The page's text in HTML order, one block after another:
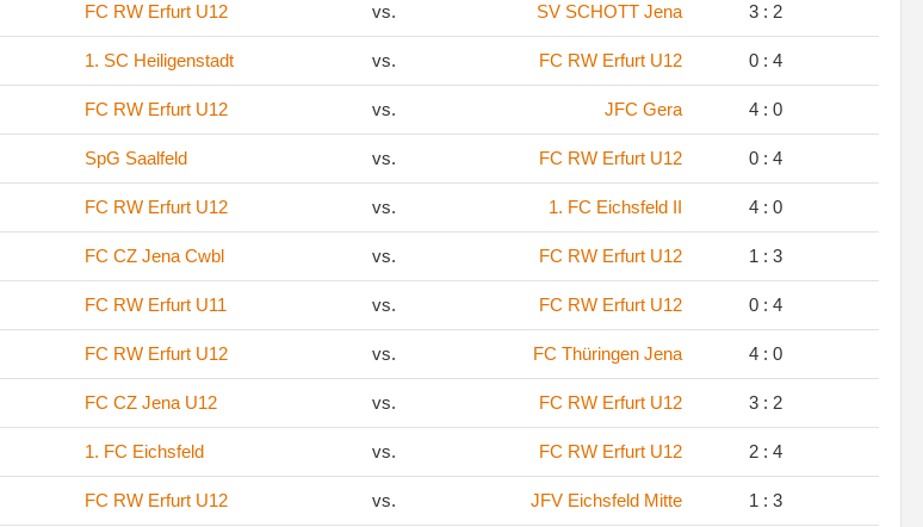
FC RW Erfurt U12 vs. SV SCHOTT Jena 3 : 2
1. SC Heiligenstadt vs. FC RW Erfurt U12 0 : 4
FC RW Erfurt U12 vs. JFC Gera 4 : 0
SpG Saalfeld vs. FC RW Erfurt U12 0 : 4
FC RW Erfurt U12 vs. 1. FC Eichsfeld II 4 : 0
FC CZ Jena Cwbl vs. FC RW Erfurt U12 1 : 3
FC RW Erfurt U11 vs. FC RW Erfurt U12 0 : 4
FC RW Erfurt U12 vs. FC Thüringen Jena 4 : 0
FC CZ Jena U12 vs. FC RW Erfurt U12 3 : 2
1. FC Eichsfeld vs. FC RW Erfurt U12 2 : 4
FC RW Erfurt U12 vs. JFV Eichsfeld Mitte 1 : 3